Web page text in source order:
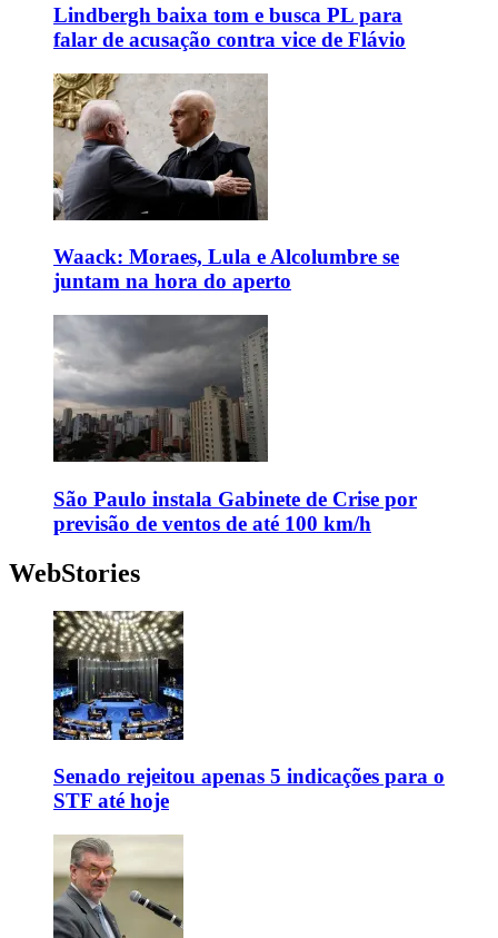
Lindbergh baixa tom e busca PL para
falar de acusação contra vice de Flávio
Waack: Moraes, Lula e Alcolumbre se
juntam na hora do aperto
São Paulo instala Gabinete de Crise por
previsão de ventos de até 100 km/h
WebStories
Senado rejeitou apenas 5 indicações para o
STF até hoje